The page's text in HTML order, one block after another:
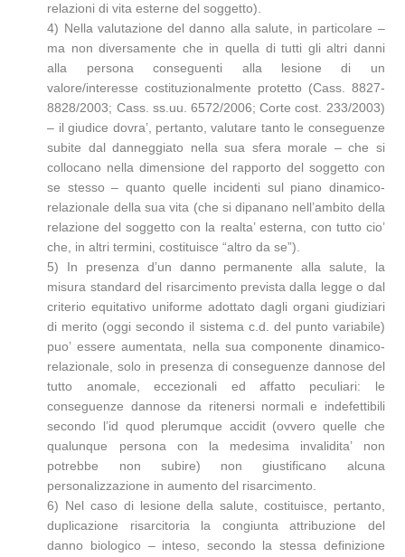
relazioni di vita esterne del soggetto).
4) Nella valutazione del danno alla salute, in particolare –
ma non diversamente che in quella di tutti gli altri danni
alla persona conseguenti alla lesione di un
valore/interesse costituzionalmente protetto (Cass. 8827-
8828/2003; Cass. ss.uu. 6572/2006; Corte cost. 233/2003)
– il giudice dovra’, pertanto, valutare tanto le conseguenze
subite dal danneggiato nella sua sfera morale – che si
collocano nella dimensione del rapporto del soggetto con
se stesso – quanto quelle incidenti sul piano dinamico-
relazionale della sua vita (che si dipanano nell’ambito della
relazione del soggetto con la realta’ esterna, con tutto cio’
che, in altri termini, costituisce “altro da se”).
5) In presenza d’un danno permanente alla salute, la
misura standard del risarcimento prevista dalla legge o dal
criterio equitativo uniforme adottato dagli organi giudiziari
di merito (oggi secondo il sistema c.d. del punto variabile)
puo’ essere aumentata, nella sua componente dinamico-
relazionale, solo in presenza di conseguenze dannose del
tutto anomale, eccezionali ed affatto peculiari: le
conseguenze dannose da ritenersi normali e indefettibili
secondo l’id quod plerumque accidit (ovvero quelle che
qualunque persona con la medesima invalidita’ non
potrebbe non subire) non giustificano alcuna
personalizzazione in aumento del risarcimento.
6) Nel caso di lesione della salute, costituisce, pertanto,
duplicazione risarcitoria la congiunta attribuzione del
danno biologico – inteso, secondo la stessa definizione